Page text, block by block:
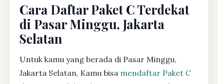
Cara Daftar Paket C Terdekat
di Pasar Minggu, Jakarta
Selatan
Untuk kamu yang berada di Pasar Minggu,
Jakarta Selatan, Kamu bisa mendaftar Paket C